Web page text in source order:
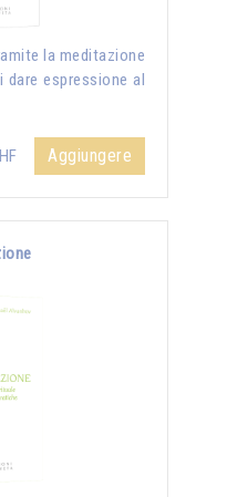
la meditazione
espressione al
Aggiungere